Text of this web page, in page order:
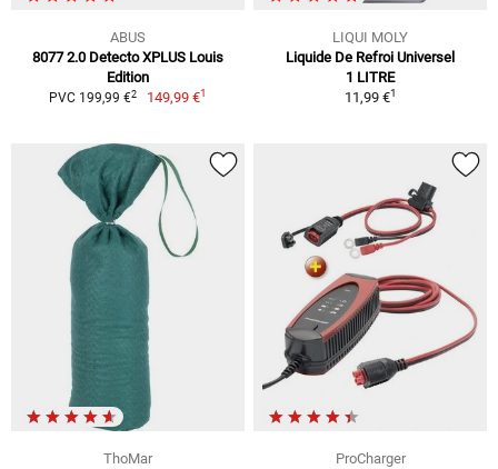
ABUS
8077 2.0 Detecto XPLUS Louis
Edition
PVC 199,99 €2 149,99 €1
LIQUI MOLY
Liquide De Refroi Universel
1 LITRE
11,99 €1
ThoMar ProCharger